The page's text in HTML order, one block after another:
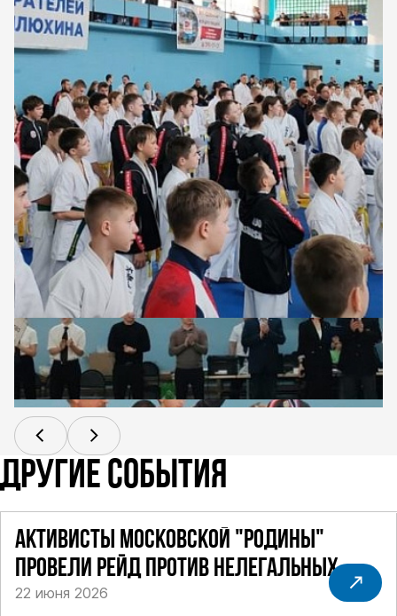
ДРУГИЕ СОБЫТИЯ
АКТИВИСТЫ МОСКОВСКОЙ "РОДИНЫ"
ПРОВЕЛИ РЕЙД ПРОТИВ НЕЛЕГАЛЬНЫХ
ТАКСИ
22 июня 2026